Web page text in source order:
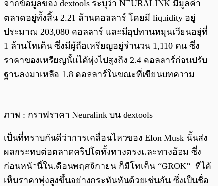
จากข้อมูลของ dextools ระบุว่า NEURALINK มีมูลค่า
ตลาดอยู่ทั้งสิ้น 2.21 ล้านดอลลาร์ โดยมี liquidity อยู่
ประมาณ 203,080 ดอลลาร์ และมีอุปทานหมุนเวียนอยู่ที่
1 ล้านโทเค็น ซึ่งมีผู้ถือเหรียญอยู่จำนวน 1,110 คน ซึ่ง
ราคาของเหรียญนั้นได้พุ่งไปสูงถึง 2.4 ดอลลาร์ก่อนปรับ
ฐานลงมาเหลือ 1.8 ดอลลาร์ในขณะที่เขียนบทความ
ภาพ : กราฟราคา Neuralink บน dextools
เป็นที่ทราบกันดีว่าการเคลื่อนไหวของ Elon Musk นั้นส่ง
ผลกระทบต่อตลาดคริปโตทั้งทางตรงและทางอ้อม ซึ่ง
ก่อนหน้านี้ในเดือนพฤศจิกายน ก็มีโทเค็น “GROK” ที่ได้
เห็นราคาพุ่งสูงขึ้นอย่างกระทันหันด้วยเช่นกัน ซึ่งเป็นชื่อ